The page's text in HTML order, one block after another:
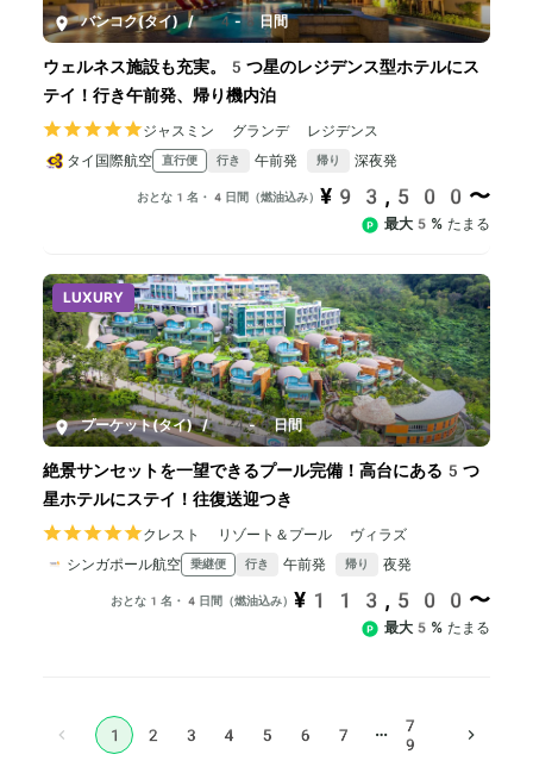
バンコク(タイ) / 4-8日間
ウェルネス施設も充実。5つ星のレジデンス型ホテルにス
テイ！行き午前発、帰り機内泊
ジャスミン グランデ レジデンス
タイ国際航空
直行便 行き 午前発 帰り 深夜発
おとな1名・4日間（燃油込み） ¥93,500〜
最大5% たまる
LUXURY
プーケット(タイ) / 4-6日間
絶景サンセットを一望できるプール完備！高台にある5つ
星ホテルにステイ！往復送迎つき
クレスト リゾート＆プール ヴィラズ
シンガポール航空
乗継便 行き 午前発 帰り 夜発
おとな1名・4日間（燃油込み） ¥113,500〜
最大5% たまる
1 2 3 4 5 6 7 …
7
9